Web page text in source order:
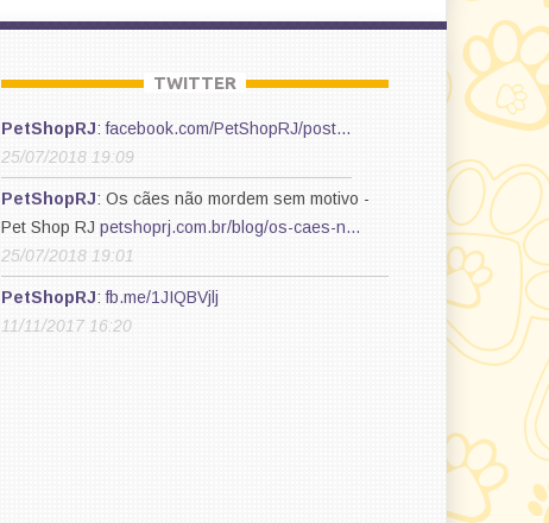
TWITTER
PetShopRJ:facebook.com/PetShopRJ/post…
25/07/2018 19:09
PetShopRJ: Os cães não mordem sem motivo -
Pet Shop RJpetshoprj.com.br/blog/os-caes-n…
25/07/2018 19:01
PetShopRJ:fb.me/1JIQBVjlj
11/11/2017 16:20